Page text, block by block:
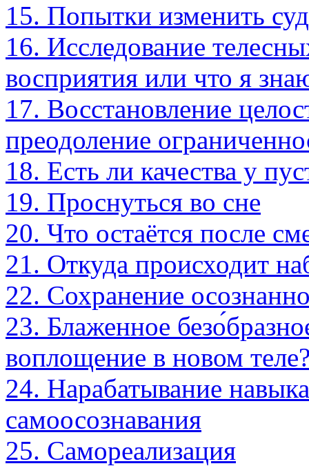
15. Попытки изменить
16. Исследование
восприятия или что я
17. Восстановление
преодоление
18. Есть ли качества у
19. Проснуться во сне
20. Что остаётся после
21. Откуда происходит
22. Сохранение
23. Блаженное
воплощение в новом
24. Нарабатывание
самоосознавания
25. Самореализация